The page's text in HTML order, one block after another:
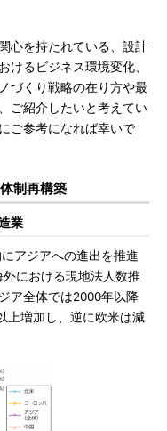
心を持たれている、設計
けるビジネス環境変化、
づくり戦略の在り方や最
ご紹介したいと考えてい
ご参考になれば幸いで
制再構築
業
アジアへの進出を推進
における現地法人数推
ア全体では2000年以降
上増加し、逆に欧米は減